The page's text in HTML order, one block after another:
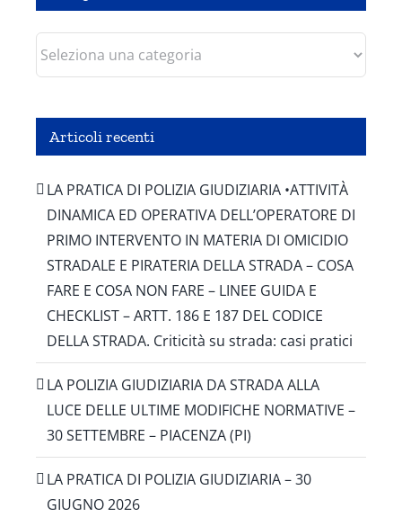
Categorie
Articoli recenti
LA PRATICA DI POLIZIA GIUDIZIARIA •ATTIVITÀ
DINAMICA ED OPERATIVA DELL’OPERATORE DI
PRIMO INTERVENTO IN MATERIA DI OMICIDIO
STRADALE E PIRATERIA DELLA STRADA – COSA
FARE E COSA NON FARE – LINEE GUIDA E
CHECKLIST – ARTT. 186 E 187 DEL CODICE
DELLA STRADA. Criticità su strada: casi pratici
LA POLIZIA GIUDIZIARIA DA STRADA ALLA
LUCE DELLE ULTIME MODIFICHE NORMATIVE –
30 SETTEMBRE – PIACENZA (PI)
LA PRATICA DI POLIZIA GIUDIZIARIA – 30
GIUGNO 2026